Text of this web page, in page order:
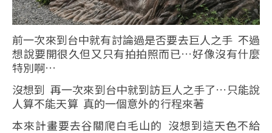
前一次來到台中就有討論過是否要去巨人之手 不過
想說要開很久但又只有拍拍照而已…好像沒有什麼
特別啊…
沒想到 再一次來到台中就到訪巨人之手了…只能說
人算不能天算 真的一個意外的行程來著
本來計畫要去谷關爬白毛山的 沒想到這天色不給